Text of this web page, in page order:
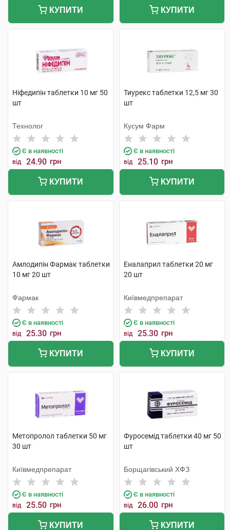
КУПИТИ КУПИТИ
Ніфедипін таблетки 10 мг 50
шт
Технолог
Є в наявності
від 24.90 грн
КУПИТИ
Тиурекс таблетки 12,5 мг 30
шт
Кусум Фарм
Є в наявності
від 25.10 грн
КУПИТИ
Амлодипін Фармак таблетки
10 мг 20 шт
Фармак
Є в наявності
від 25.30 грн
КУПИТИ
Еналаприл таблетки 20 мг
20 шт
Київмедпрепарат
Є в наявності
від 25.30 грн
КУПИТИ
Метопролол таблетки 50 мг
30 шт
Київмедпрепарат
Є в наявності
від 25.50 грн
КУПИТИ
Фуросемід таблетки 40 мг 50
шт
Борщагівський ХФЗ
Є в наявності
від 26.00 грн
КУПИТИ